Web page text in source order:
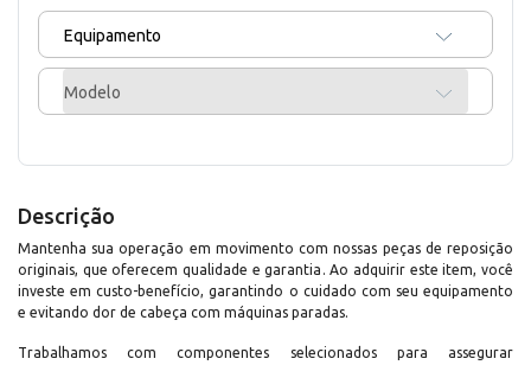
Equipamento
Modelo
Descrição
Mantenha sua operação em movimento com nossas peças de reposição
originais, que oferecem qualidade e garantia. Ao adquirir este item, você
investe em custo-benefício, garantindo o cuidado com seu equipamento
e evitando dor de cabeça com máquinas paradas.
Trabalhamos com componentes selecionados para assegurar